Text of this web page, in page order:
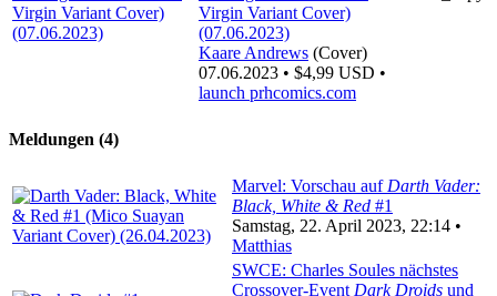
Kaare Andrews (Cover)
07.06.2023 • $4,99 USD •
launch prhcomics.com
Meldungen (4)
Marvel: Vorschau auf Darth Vader:
Black, White & Red #1
Samstag, 22. April 2023, 22:14 •
Matthias
SWCE: Charles Soules nächstes
Crossover-Event Dark Droids und